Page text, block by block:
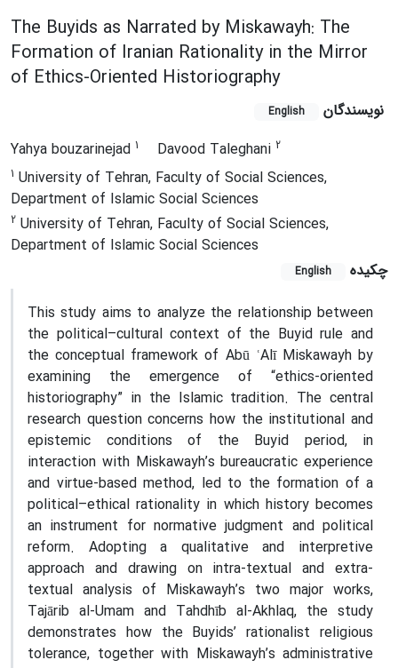
The Buyids as Narrated by Miskawayh: The
Formation of Iranian Rationality in the Mirror
of Ethics-Oriented Historiography
نویسندگان English
Yahya bouzarinejad 1 Davood Taleghani 2
1 University of Tehran, Faculty of Social Sciences,
Department of Islamic Social Sciences
2 University of Tehran, Faculty of Social Sciences,
Department of Islamic Social Sciences
چکیده
English
This study aims to analyze the relationship between
the political–cultural context of the Buyid rule and
the conceptual framework of Abū ʿAlī Miskawayh by
examining the emergence of “ethics-oriented
historiography” in the Islamic tradition. The central
research question concerns how the institutional and
epistemic conditions of the Buyid period, in
interaction with Miskawayh’s bureaucratic experience
and virtue-based method, led to the formation of a
political–ethical rationality in which history becomes
an instrument for normative judgment and political
reform. Adopting a qualitative and interpretive
approach and drawing on intra-textual and extra-
textual analysis of Miskawayh’s two major works,
Tajārib al-Umam and Tahdhīb al-Akhlaq, the study
demonstrates how the Buyids’ rationalist religious
tolerance, together with Miskawayh’s administrative